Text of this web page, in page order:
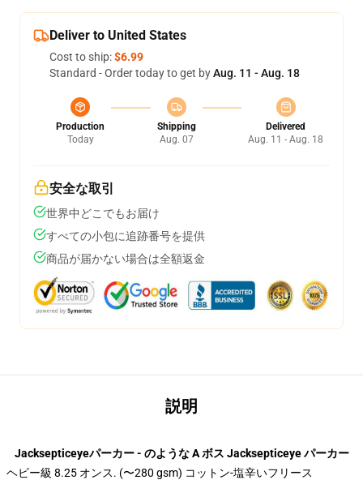
Deliver to United States
Cost to ship:$6.99
Standard - Order today to get byAug. 11 - Aug. 18
Production
Today
Shipping
Aug. 07
Delivered
Aug. 11 - Aug. 18
安全な取引
世界中どこでもお届け
すべての小包に追跡番号を提供
商品が届かない場合は全額返金
説明
Jacksepticeyeパーカー - のような A ボス Jacksepticeye パーカー
ヘビー級 8.25 オンス. (〜280 gsm) コットン-塩辛いフリース